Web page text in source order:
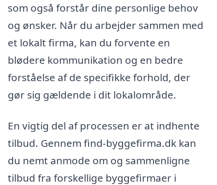
som også forstår dine personlige behov
og ønsker. Når du arbejder sammen med
et lokalt firma, kan du forvente en
blødere kommunikation og en bedre
forståelse af de specifikke forhold, der
gør sig gældende i dit lokalområde.
En vigtig del af processen er at indhente
tilbud. Gennem find-byggefirma.dk kan
du nemt anmode om og sammenligne
tilbud fra forskellige byggefirmaer i